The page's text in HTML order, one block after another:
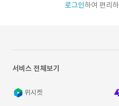
로그인하여 편리
서비스 전체보기
위시켓